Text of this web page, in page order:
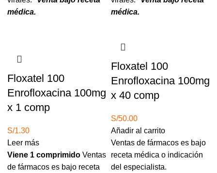
médica.
médica.
Floxatel 100
Enrofloxacina 100mg
x 1 comp
S/1.30
Leer más
Viene 1 comprimido Ventas
de fármacos es bajo receta
Floxatel 100
Enrofloxacina 100mg
x 40 comp
S/50.00
Añadir al carrito
Ventas de fármacos es bajo
receta médica o indicación
del especialista.